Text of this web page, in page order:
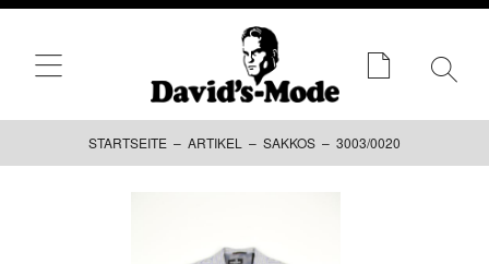
STARTSEITE – ARTIKEL – SAKKOS – 3003/0020